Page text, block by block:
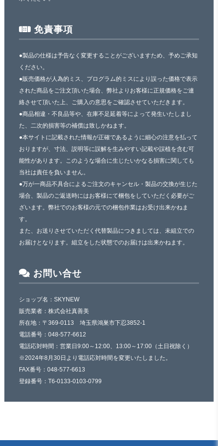
免責事項
●製品の仕様は予告なく変更することがございますため、予めご承知
ください。
●販売価格が人為的ミス、プログラム的ミスにより誤った価格で表示
された商品をご注文頂いた場合、弊社よりお客様に正規価格をご連
絡させて頂いた上、ご購入の意思をご確認させていただきます。
●商品相違・不良品等や、在庫不足延着等によって発生いたしまし
た、二次的損害等の補償は致しかねます。
●本サイトに記載された情報が正確であるように細心の注意を払って
おりますが、寸法、説明等に誤解を生みやすい記載や誤植を含む可
能性があります。このような場合に生じたいかなる損害に関しても
当社は責任を負いません。
●万が一商品不具合によるご注文のキャンセル・製品の交換が生じた
場合、製品のご返送時にはお客様にて梱包をしていただく必要がご
ざいます。弊社でのお客様の元での梱包作業はお受け出来かねま
す。
また、お送りさせていただく代替製品につきましては、未組立での
お届けとなります。組立をした状態でのお届けは出来かねます。
お問い合せ
ショップ名：SKYNEW
販売業者：株式会社真善美
所在地：〒369-0113 埼玉県鴻巣市下忍3852-1
電話番号：048-577-6612
電話応対時間：営業日9:00～12:00、13:00～17:00（土日祝除く）
※2024年8月30日より電話応対時間を変更いたしました。
FAX番号：048-577-6613
登録番号：T6-0133-0103-0799